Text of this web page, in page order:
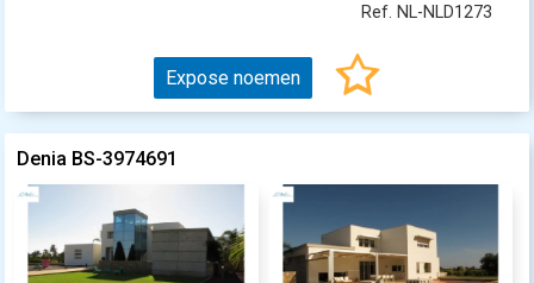
Ref. NL-NLD1273
Expose noemen
Denia BS-3974691